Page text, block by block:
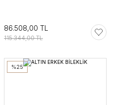
86.508,00 TL
115.344,00 TL
%25